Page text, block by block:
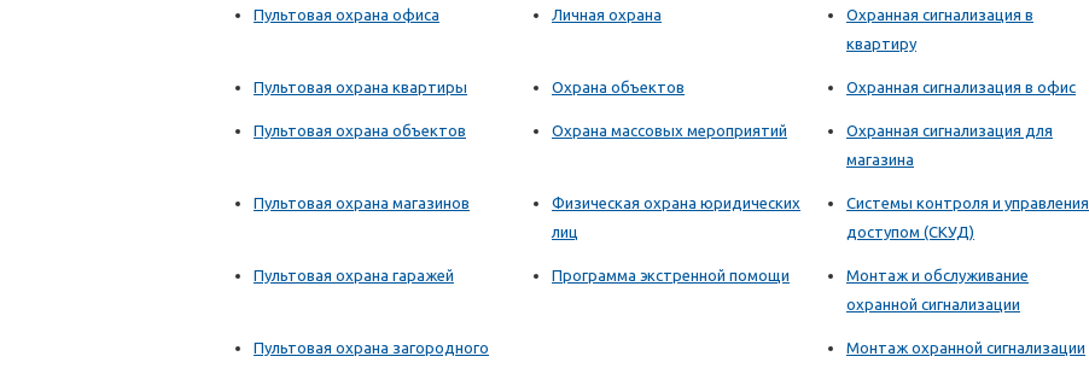
Пультовая охрана офиса Личная охрана
Охранная сигнализация в
квартиру
Пультовая охрана квартиры Охрана объектов Охранная сигнализация в офис
Пультовая охрана объектов Охрана массовых мероприятий
Охранная сигнализация для
магазина
Пультовая охрана магазинов
Физическая охрана юридических
лиц
Системы контроля и управления
доступом (СКУД)
Пультовая охрана гаражей Программа экстренной помощи
Монтаж и обслуживание
охранной сигнализации
Пультовая охрана загородного
Монтаж охранной сигнализации